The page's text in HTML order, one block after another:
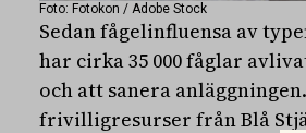
Foto: Fotokon / Adobe Stock
Sedan fågelinfluensa av
har cirka 35 000 fåglar
och att sanera
frivilligresurser från Blå